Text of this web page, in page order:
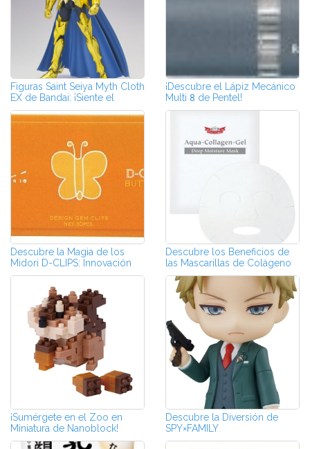
Figuras Saint Seiya Myth Cloth
EX de Bandai: ¡Siente el
Cosm...
¡Descubre el Lápiz Mecánico
Multi 8 de Pentel!
Descubre la Magia de los
Midori D-CLIPS: Innovación
en Papel...
Descubre los Beneficios de
las Mascarillas de Colágeno
¡Sumérgete en el Zoo en
Miniatura de Nanoblock!
Descubre la Diversión de
SPY×FAMILY